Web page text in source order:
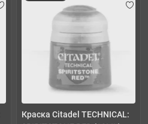
Краска Citadel TECHNICAL: